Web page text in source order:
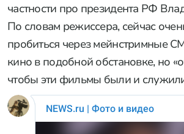
частности про президента РФ
По словам режиссера, сейчас
пробиться через мейнстримные
кино в подобной обстановке, но
чтобы эти фильмы были и